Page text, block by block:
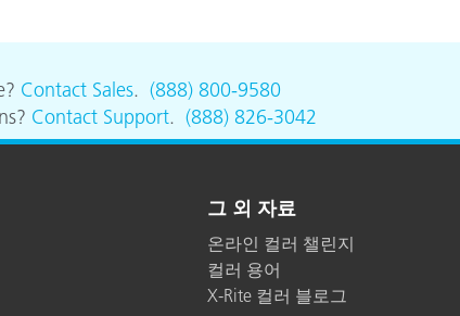
식품 컬러 측정
생명과학
Contact Sales. (888) 800-9580
Contact Support. (888) 826-3042
그 외 자료
온라인 컬러 챌린지
컬러 용어
X-Rite 컬러 블로그